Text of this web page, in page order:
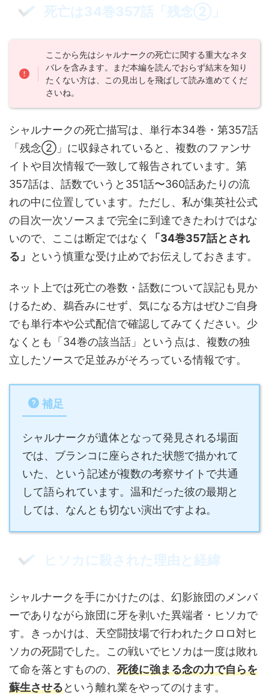
死亡は34巻357話「残念②」
ここから先はシャルナークの死亡に関する重大なネタ
バレを含みます。まだ本編を読んでおらず結末を知り
たくない方は、この見出しを飛ばして読み進めてくだ
さいね。
シャルナークの死亡描写は、単行本34巻・第357話
「残念②」に収録されていると、複数のファンサ
イトや目次情報で一致して報告されています。第
357話は、話数でいうと351話〜360話あたりの流
れの中に位置しています。ただし、私が集英社公式
の目次一次ソースまで完全に到達できたわけではな
いので、ここは断定ではなく
「34巻357話とされ
る」
という慎重な受け止めでお伝えしておきます。
ネット上では死亡の巻数・話数について誤記も見か
けるため、鵜呑みにせず、気になる方はぜひご自身
でも単行本や公式配信で確認してみてください。少
なくとも「34巻の該当話」という点は、複数の独
立したソースで足並みがそろっている情報です。
補足
シャルナークが遺体となって発見される場面
では、ブランコに座らされた状態で描かれて
いた、という記述が複数の考察サイトで共通
して語られています。温和だった彼の最期と
しては、なんとも切ない演出ですよね。
ヒソカに殺された理由と経緯
シャルナークを手にかけたのは、幻影旅団のメンバ
ーでありながら旅団に牙を剥いた異端者・ヒソカで
す。きっかけは、天空闘技場で行われたクロロ対ヒ
ソカの死闘でした。この戦いでヒソカは一度は敗れ
て命を落とすものの、 死後に強まる念の力で自らを
蘇生させるという離れ業をやってのけます。